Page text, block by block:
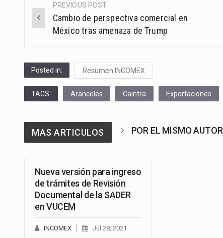
Post
navigation
PREVIOUS POST
Cambio de perspectiva comercial en
México tras amenaza de Trump
Posted in: Resumen INCOMEX
TAGS: Aranceles Caintra Exportaciones
MAS ARTICULOS POR EL MISMO AUTOR
Nueva versión para ingreso
de trámites de Revisión
Documental de la SADER
en VUCEM
INCOMEX Jul 28, 2021